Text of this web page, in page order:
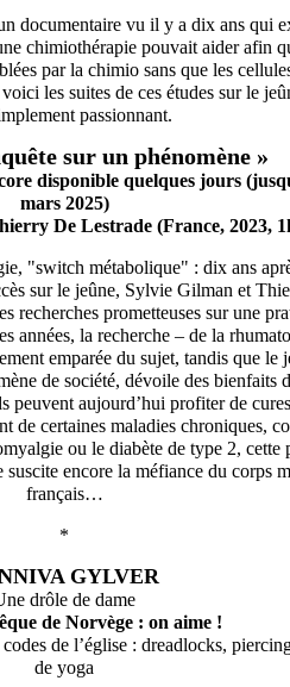
documentaire vu il y a dix ans qui
chimiothérapie pouvait aider afin
par la chimio sans que les
les suites de ces études sur le
passionnant.
sur un phénomène »
disponible quelques jours
mars 2025)
De Lestrade (France, 2023,
"switch métabolique" : dix ans
sur le jeûne, Sylvie Gilman et
recherches prometteuses sur une
années, la recherche – de la
emparée du sujet, tandis que le
de société, dévoile des bienfaits
peuvent aujourd’hui profiter de
de certaines maladies chroniques,
ou le diabète de type 2, cette
suscite encore la méfiance du corps
français…
*
GYLVER
drôle de dame
de Norvège : on aime !
de l’église : dreadlocks,
de yoga